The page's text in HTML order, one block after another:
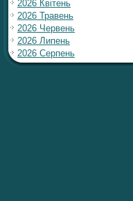
2026 Квітень
2026 Травень
2026 Червень
2026 Липень
2026 Серпень